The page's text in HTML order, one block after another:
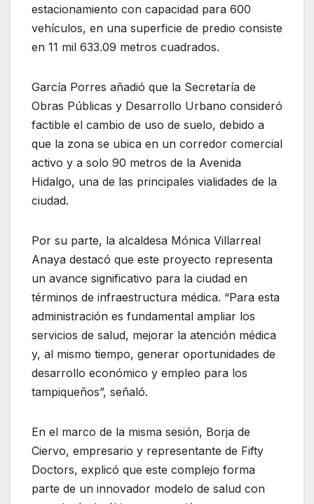
estacionamiento con capacidad para 600
vehículos, en una superficie de predio consiste
en 11 mil 633.09 metros cuadrados.
García Porres añadió que la Secretaría de
Obras Públicas y Desarrollo Urbano consideró
factible el cambio de uso de suelo, debido a
que la zona se ubica en un corredor comercial
activo y a solo 90 metros de la Avenida
Hidalgo, una de las principales vialidades de la
ciudad.
Por su parte, la alcaldesa Mónica Villarreal
Anaya destacó que este proyecto representa
un avance significativo para la ciudad en
términos de infraestructura médica. “Para esta
administración es fundamental ampliar los
servicios de salud, mejorar la atención médica
y, al mismo tiempo, generar oportunidades de
desarrollo económico y empleo para los
tampiqueños”, señaló.
En el marco de la misma sesión, Borja de
Ciervo, empresario y representante de Fifty
Doctors, explicó que este complejo forma
parte de un innovador modelo de salud con